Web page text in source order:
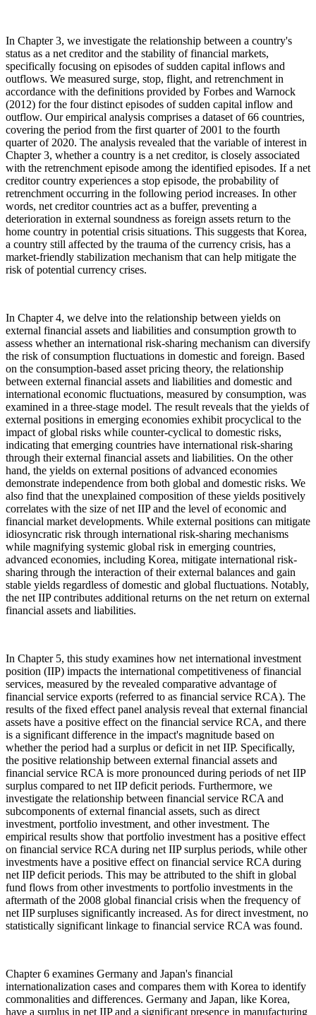
In Chapter 3, we investigate the relationship between a country's
status as a net creditor and the stability of financial markets,
specifically focusing on episodes of sudden capital inflows and
outflows. We measured surge, stop, flight, and retrenchment in
accordance with the definitions provided by Forbes and Warnock
(2012) for the four distinct episodes of sudden capital inflow and
outflow. Our empirical analysis comprises a dataset of 66 countries,
covering the period from the first quarter of 2001 to the fourth
quarter of 2020. The analysis revealed that the variable of interest in
Chapter 3, whether a country is a net creditor, is closely associated
with the retrenchment episode among the identified episodes. If a net
creditor country experiences a stop episode, the probability of
retrenchment occurring in the following period increases. In other
words, net creditor countries act as a buffer, preventing a
deterioration in external soundness as foreign assets return to the
home country in potential crisis situations. This suggests that Korea,
a country still affected by the trauma of the currency crisis, has a
market-friendly stabilization mechanism that can help mitigate the
risk of potential currency crises.
In Chapter 4, we delve into the relationship between yields on
external financial assets and liabilities and consumption growth to
assess whether an international risk-sharing mechanism can diversify
the risk of consumption fluctuations in domestic and foreign. Based
on the consumption-based asset pricing theory, the relationship
between external financial assets and liabilities and domestic and
international economic fluctuations, measured by consumption, was
examined in a three-stage model. The result reveals that the yields of
external positions in emerging economies exhibit procyclical to the
impact of global risks while counter-cyclical to domestic risks,
indicating that emerging countries have international risk-sharing
through their external financial assets and liabilities. On the other
hand, the yields on external positions of advanced economies
demonstrate independence from both global and domestic risks. We
also find that the unexplained composition of these yields positively
correlates with the size of net IIP and the level of economic and
financial market developments. While external positions can mitigate
idiosyncratic risk through international risk-sharing mechanisms
while magnifying systemic global risk in emerging countries,
advanced economies, including Korea, mitigate international risk-
sharing through the interaction of their external balances and gain
stable yields regardless of domestic and global fluctuations. Notably,
the net IIP contributes additional returns on the net return on external
financial assets and liabilities.
In Chapter 5, this study examines how net international investment
position (IIP) impacts the international competitiveness of financial
services, measured by the revealed comparative advantage of
financial service exports (referred to as financial service RCA). The
results of the fixed effect panel analysis reveal that external financial
assets have a positive effect on the financial service RCA, and there
is a significant difference in the impact's magnitude based on
whether the period had a surplus or deficit in net IIP. Specifically,
the positive relationship between external financial assets and
financial service RCA is more pronounced during periods of net IIP
surplus compared to net IIP deficit periods. Furthermore, we
investigate the relationship between financial service RCA and
subcomponents of external financial assets, such as direct
investment, portfolio investment, and other investment. The
empirical results show that portfolio investment has a positive effect
on financial service RCA during net IIP surplus periods, while other
investments have a positive effect on financial service RCA during
net IIP deficit periods. This may be attributed to the shift in global
fund flows from other investments to portfolio investments in the
aftermath of the 2008 global financial crisis when the frequency of
net IIP surpluses significantly increased. As for direct investment, no
statistically significant linkage to financial service RCA was found.
Chapter 6 examines Germany and Japan's financial
internationalization cases and compares them with Korea to identify
commonalities and differences. Germany and Japan, like Korea,
have a surplus in net IIP and a significant presence in manufacturing